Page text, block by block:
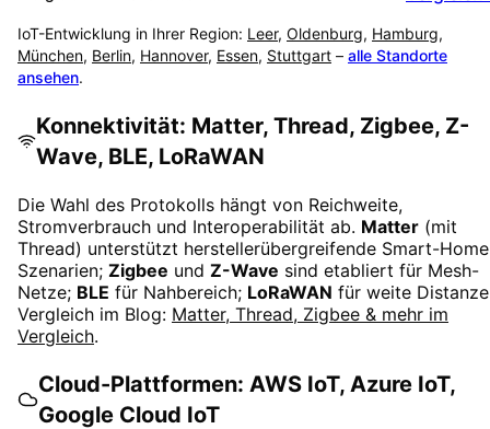
IoT-Entwicklung in Ihrer Region: Leer, Oldenburg, Hamburg,
München, Berlin, Hannover, Essen, Stuttgart – alle Standorte
ansehen.
Konnektivität: Matter, Thread, Zigbee, Z-
Wave, BLE, LoRaWAN
Die Wahl des Protokolls hängt von Reichweite,
Stromverbrauch und Interoperabilität ab. Matter (mit
Thread) unterstützt herstellerübergreifende Smart-
Szenarien; Zigbee und Z-Wave sind etabliert für Mesh-
Netze; BLE für Nahbereich; LoRaWAN für weite
Vergleich im Blog: Matter, Thread, Zigbee & mehr im
Vergleich.
Cloud-Plattformen: AWS IoT, Azure IoT,
Google Cloud IoT